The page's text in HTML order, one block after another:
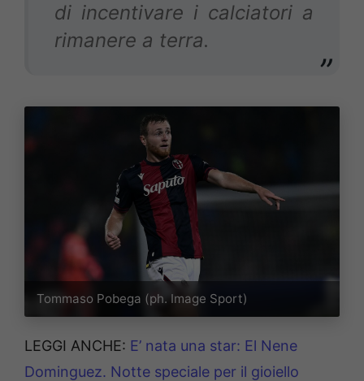
di incentivare i calciatori a
rimanere a terra.
Tommaso Pobega (ph. Image Sport)
LEGGI ANCHE: E’ nata una star: El Nene
Dominguez. Notte speciale per il gioiello